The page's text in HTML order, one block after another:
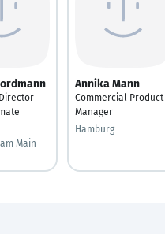
Main
Annika Mann
Commercial Product
Manager
Hamburg